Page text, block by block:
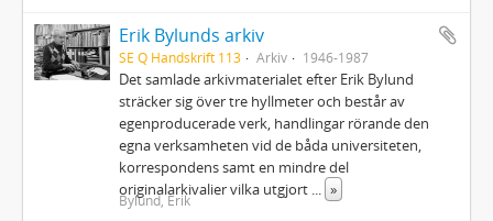
Erik Bylunds arkiv
SE Q Handskrift 113 Arkiv 1946-1987
Det samlade arkivmaterialet efter Erik Bylund
sträcker sig över tre hyllmeter och består av
egenproducerade verk, handlingar rörande den
egna verksamheten vid de båda universiteten,
korrespondens samt en mindre del
originalarkivalier vilka utgjort ... »
Bylund, Erik